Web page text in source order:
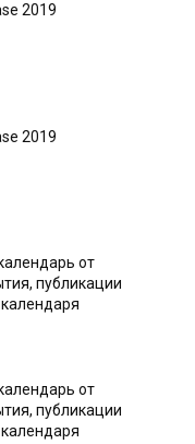
2019
2019
от
публикации
от
публикации